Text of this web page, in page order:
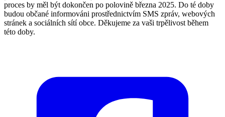
proces by měl být dokončen po polovině března 2025. Do té doby
budou občané informováni prostřednictvím SMS zpráv, webových
stránek a sociálních sítí obce. Děkujeme za vaši trpělivost během
této doby.